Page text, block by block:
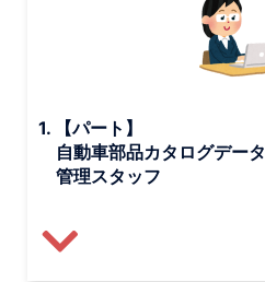
1. 【パート】
自動車部品カタログデータ
管理スタッフ